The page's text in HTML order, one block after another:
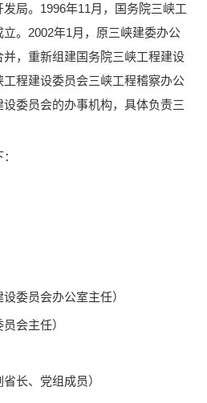
局。1996年11月，国务院三峡工
。2002年1月，原三峡建委办公
，重新组建国务院三峡工程建设
程建设委员会三峡工程稽察办公
委员会的办事机构，具体负责三
委员会办公室主任）
会主任）
长、党组成员）